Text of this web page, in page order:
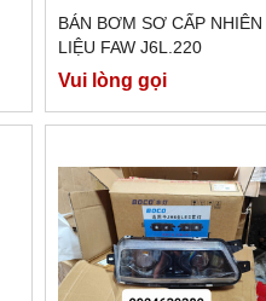
BÁN BƠM SƠ CẤP NHIÊN
LIỆU FAW J6L.220
Vui lòng gọi